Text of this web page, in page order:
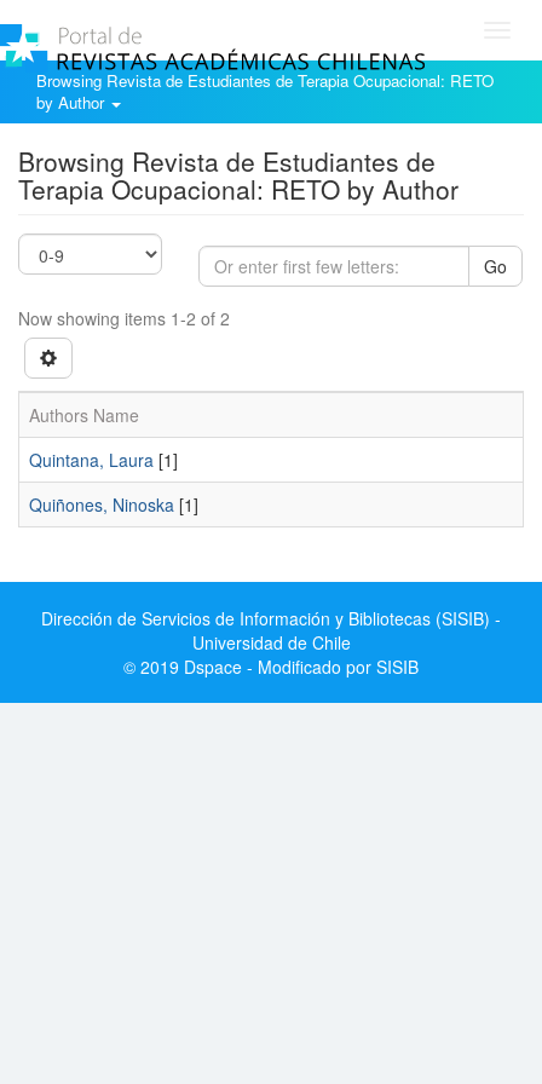
Browsing Revista de Estudiantes de Terapia Ocupacional: RETO
by Author
Browsing Revista de Estudiantes de
Terapia Ocupacional: RETO by Author
Go
Now showing items 1-2 of 2
Authors Name
Quintana, Laura [1]
Quiñones, Ninoska [1]
Dirección de Servicios de Información y Bibliotecas (SISIB) -
Universidad de Chile
© 2019 Dspace - Modificado por SISIB